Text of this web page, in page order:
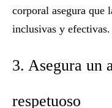
corporal asegura que
inclusivas y efectivas.
3. Asegura un
respetuoso